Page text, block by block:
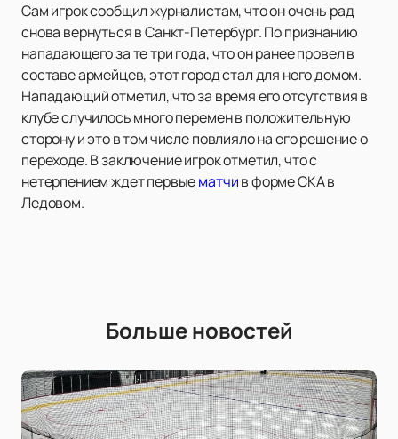
Сам игрок сообщил журналистам, что он очень рад
снова вернуться в Санкт-Петербург. По признанию
нападающего за те три года, что он ранее провел в
составе армейцев, этот город стал для него домом.
Нападающий отметил, что за время его отсутствия в
клубе случилось много перемен в положительную
сторону и это в том числе повлияло на его решение о
переходе. В заключение игрок отметил, что с
нетерпением ждет первыематчив форме СКА в
Ледовом.
Больше новостей